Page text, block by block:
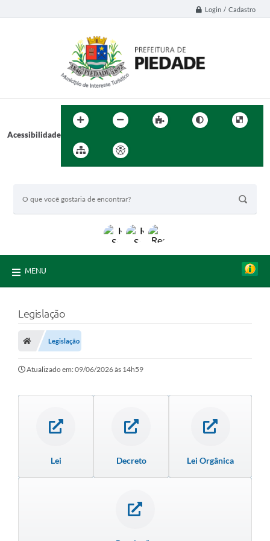
Login / Cadastro
Acessibilidade
MENU
Legislação
Legislação
Atualizado em: 09/06/2026 às 14h59
Lei Decreto Lei Orgânica